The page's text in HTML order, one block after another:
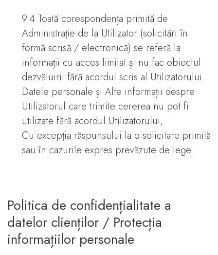
9.4 Toată corespondența primită de
Administrație de la Utilizator (solicitări în
formă scrisă / electronică) se referă la
informații cu acces limitat și nu fac obiectul
dezvăluirii fără acordul scris al Utilizatorului.
Datele personale și Alte informații despre
Utilizatorul care trimite cererea nu pot fi
utilizate fără acordul Utilizatorului,
Cu excepția răspunsului la o solicitare primită
sau în cazurile expres prevăzute de lege.
Politica de confidențialitate a
datelor clienților / Protecția
informațiilor personale